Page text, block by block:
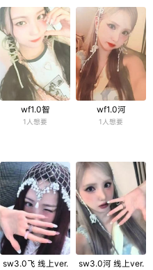
wf1.0智
1人想要
wf1.0河
1人想要
sw3.0飞 线上ver. sw3.0河 线上ver.